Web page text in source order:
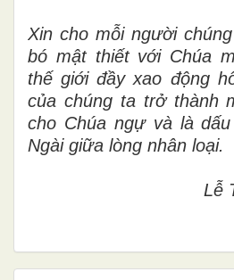
Xin cho mỗi người
bó mật thiết với Chúa
thế giới đầy xao động
của chúng ta trở thành
cho Chúa ngự và là
Ngài giữa lòng nhân loại.
Lễ